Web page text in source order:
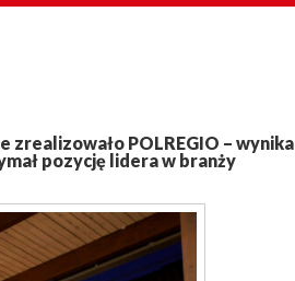
zrealizowało POLREGIO – wynika
pozycję lidera w branży